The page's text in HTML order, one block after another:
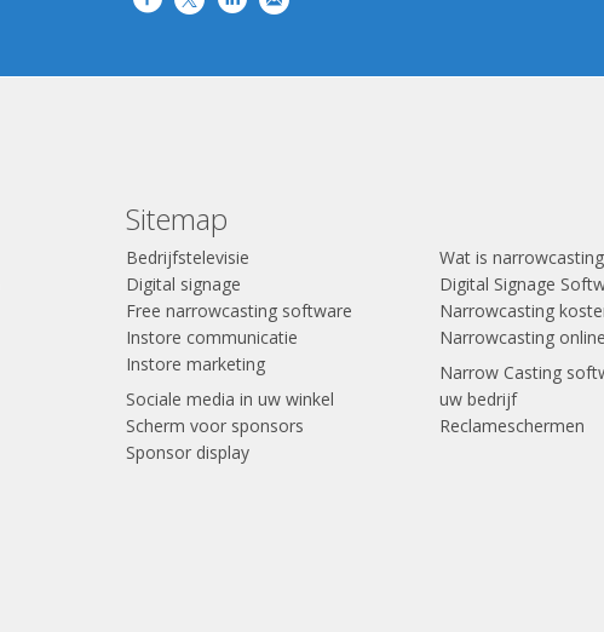
Sitemap
Bedrijfstelevisie
Digital signage
Free narrowcasting software
Instore communicatie
Instore marketing
Sociale media in uw winkel
Scherm voor sponsors
Sponsor display
Wat is narrowcasting
Digital Signage
Narrowcasting
Narrowcasting online
Narrow Casting
uw bedrijf
Reclameschermen